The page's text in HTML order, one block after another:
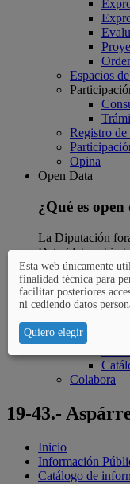
Espacios
Registro
Opina
Open Data
¿Qué es open
La Diputación
Data (datos
estén
Open Data
Open Data
Colabora
19-43.-
Inicio
Información
Catálogo de
Esta web únicamente
finalidad técnica para
facilitar posteriores
ni cediendo datos
Quiero elegir